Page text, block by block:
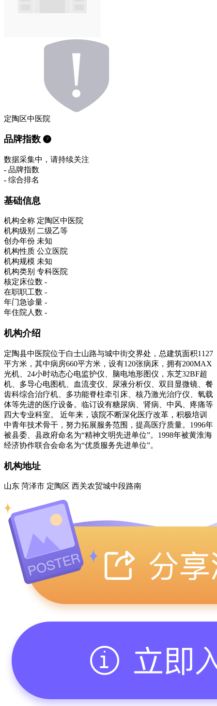
定陶区中医院
品牌指数
数据采集中，请持续关注
- 品牌指数
- 综合排名
基础信息
机构全称 定陶区中医院
机构级别 二级乙等
创办年份 未知
机构性质 公立医院
机构规模 未知
机构类别 专科医院
核定床位数 -
在职职工数 -
年门急诊量 -
年住院人数 -
机构介绍
定陶县中医院位于白士山路与城中街交界处，总建筑面积1127
平方米，其中病房660平方米，设有120张病床，拥有200MAX
光机、24小时动态心电监护仪、脑电地形图仪，东芝32BF超
机、多导心电图机、血流变仪、尿液分析仪、双目显微镜、餐
齿科综合治疗机、多功能脊柱牵引床、核乃激光治疗仪、氧载
体等先进的医疗设备。临订设有糖尿病、肾病、中风、疼痛等
四大专业科室。 近年来，该院不断深化医疗改革，积极培训
中青年技术骨干，努力拓展服务范围，提高医疗质量。1996年
被县委、县政府命名为“精神文明先进单位”。1998年被黄淮海
经济协作联合会命名为“优质服务先进单位”。
机构地址
山东 菏泽市 定陶区 西关农贸城中段路南